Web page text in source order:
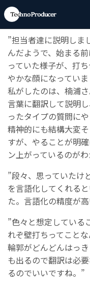
”楠浦さんAIですが、
思っています。”
”担当者達に説明しま
んだようで、始まる
っていた様子が、打
やかな顔になっていま
私がしたのは、楠浦
言葉に翻訳して説明
ったタイプの質問に
精神的にも結構大変
すが、やることが明
ン上がっているのが
”段々、思っていたけ
を言語化してくれる
た。言語化の精度が
”色々と想定している
れぞ壁打ちってこと
輪郭がどんどんはっ
も出るので翻訳は必
るのでいいですね。”